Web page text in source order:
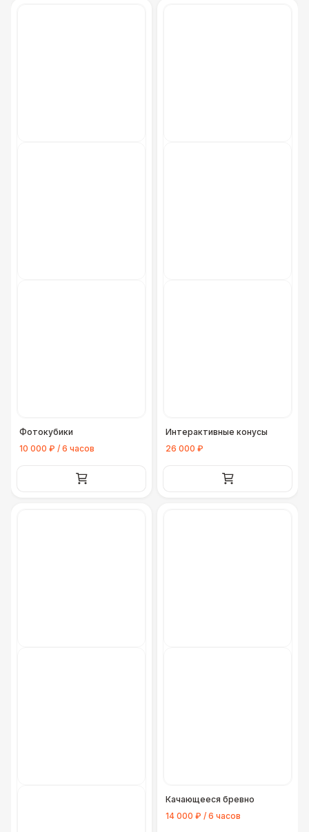
Фотокубики
10 000 ₽ / 6 часов
Интерактивные конусы
26 000 ₽
Качающееся бревно
14 000 ₽ / 6 часов